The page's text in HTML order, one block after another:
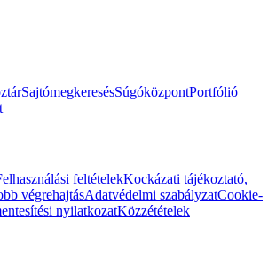
SajtómegkeresésSúgóközpontPortfólió
feltételekKockázati tájékoztató,
végrehajtásAdatvédelmi szabályzatCookie-
nyilatkozatKözzétételek